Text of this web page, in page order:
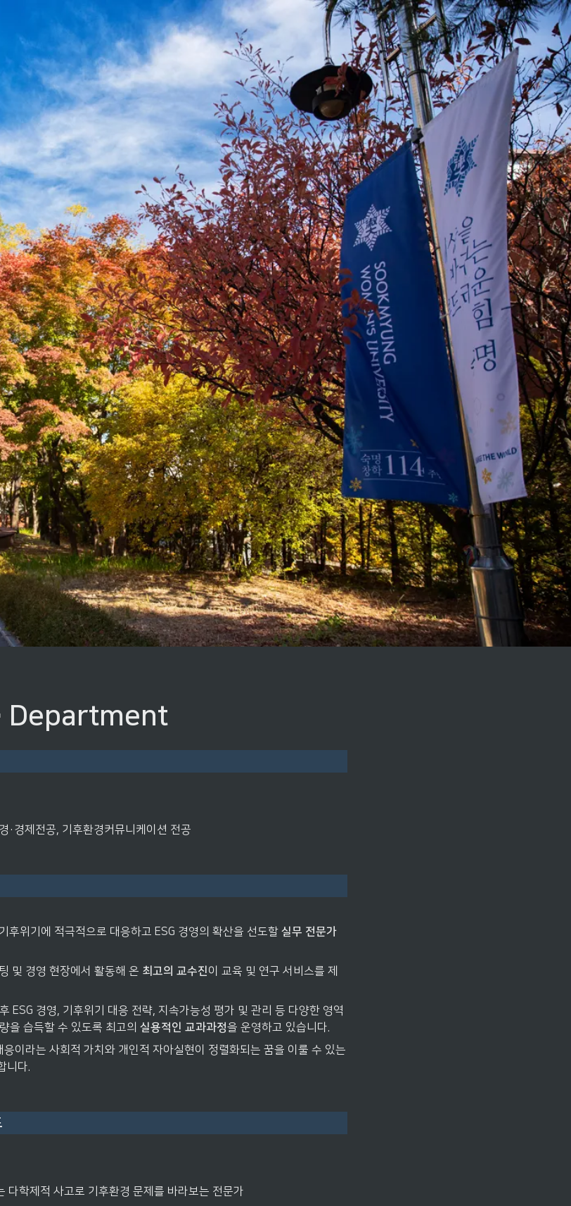
Department
·경제전공, 기후환경커뮤니케이션 전공
기후위기에 적극적으로 대응하고 ESG 경영의 확산을 선도할 실무 전문가
및 경영 현장에서 활동해 온 최고의 교수진이 교육 및 연구 서비스를 제
ESG 경영, 기후위기 대응 전략, 지속가능성 평가 및 관리 등 다양한 영역
을 습득할 수 있도록 최고의 실용적인 교과과정을 운영하고 있습니다.
이라는 사회적 가치와 개인적 자아실현이 정렬화되는 꿈을 이룰 수 있는
니다.
다학제적 사고로 기후환경 문제를 바라보는 전문가